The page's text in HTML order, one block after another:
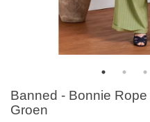
Banned - Bonnie
Groen